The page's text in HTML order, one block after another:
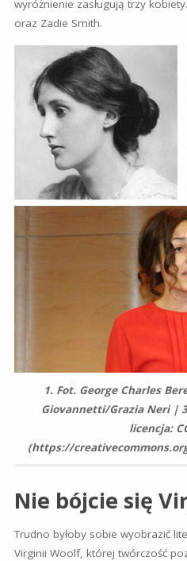
wyróżnienie zasługują trzy
oraz Zadie Smith.
1. Fot. George Charles
Giovannetti/Grazia Neri |
licencja:
(https://
Nie bójcie się
Trudno byłoby sobie wyobrazić
Virginii Woolf, której twórczość